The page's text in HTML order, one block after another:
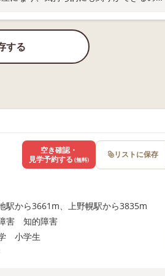
する
駅から3661m、上野幌駅から3835m
害 知的障害
小学生
空き確認・
見学予約する (無料) リストに保存